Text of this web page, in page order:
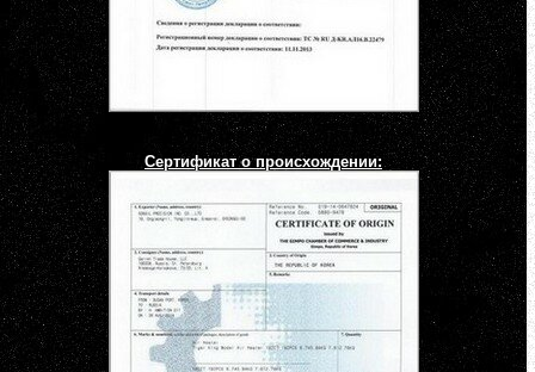
Сертификат о происхождении: